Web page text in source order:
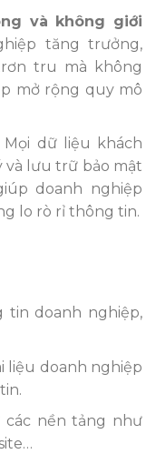
và không giới
tăng trưởng,
tru mà không
mở rộng quy mô
Mọi dữ liệu khách
và lưu trữ bảo mật
doanh nghiệp
lo rò rỉ thông tin.
tin doanh nghiệp,
liệu doanh nghiệp
nền tảng như